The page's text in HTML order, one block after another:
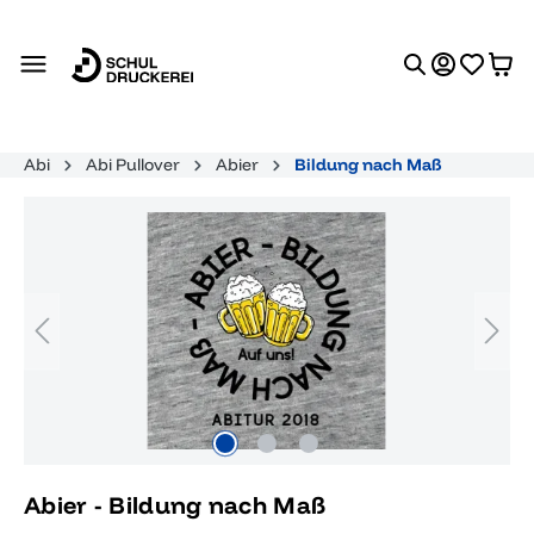
Abi Abi Pullover Abier
Bildung nach Maß
Bildergalerie überspringen
Abier - Bildung nach Maß